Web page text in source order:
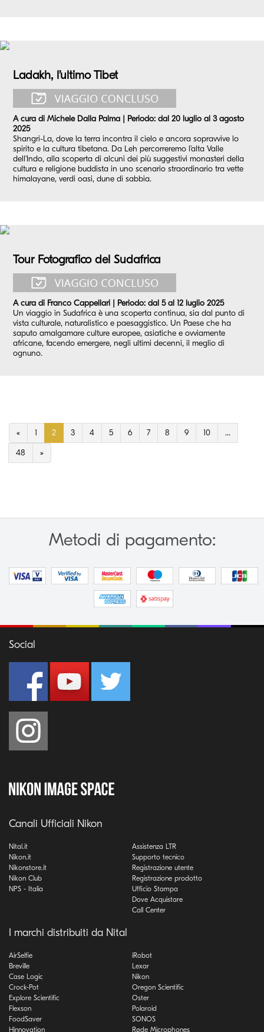
Ladakh, l’ultimo Tibet
A cura di Michele Dalla Palma | Periodo: dal 20 luglio al 3 agosto
2025
Shangri-La, dove la terra incontra il cielo e ancora sopravvive lo
spirito e la cultura tibetana. Da Leh percorreremo l’alta Valle
dell’Indo, alla scoperta di alcuni dei più suggestivi monasteri della
cultura e religione buddista in uno scenario straordinario tra vette
himalayane, verdi oasi, dune di sabbia.
Tour Fotografico del Sudafrica
A cura di Franco Cappellari | Periodo: dal 5 al 12 luglio 2025
Un viaggio in Sudafrica è una scoperta continua, sia dal punto di
vista culturale, naturalistico e paesaggistico. Un Paese che ha
saputo amalgamare culture europee, asiatiche e ovviamente
africane, facendo emergere, negli ultimi decenni, il meglio di
ognuno.
« 1 2 3 4 5 6 7 8 9 10
...
48
»
Metodi di pagamento:
Social
Canali Ufficiali Nikon
Nital.it
Nikon.it
Nikonstore.it
Nikon Club
NPS - Italia
Assistenza LTR
Supporto tecnico
Registrazione utente
Registrazione prodotto
Ufficio Stampa
Dove Acquistare
Call Center
I marchi distribuiti da Nital
AirSelfie
Breville
Case Logic
Crock-Pot
Explore Scientific
Flexson
FoodSaver
Hinnovation
iRobot
Lexar
Nikon
Oregon Scientific
Oster
Polaroid
SONOS
Røde Microphones